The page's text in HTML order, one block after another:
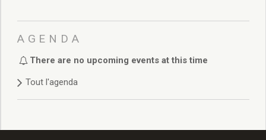
Délibérations 2014
Délibérations 2013
Délibérations 2011
Délibérations 2010
AGENDA
There are no upcoming events at this time
Tout l'agenda